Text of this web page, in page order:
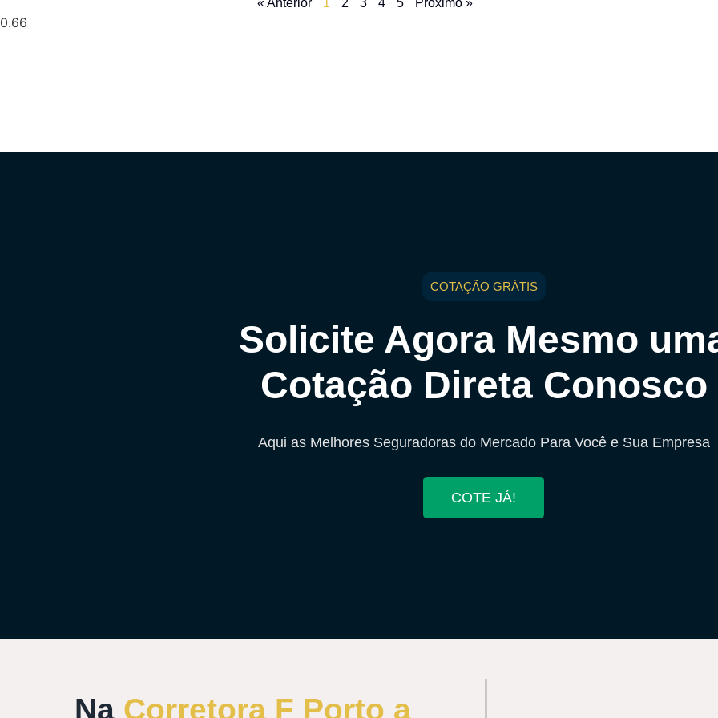
COTAÇÃO GRÁTIS
Solicite Agora Mesmo
Cotação Direta Conosco
Aqui as Melhores Seguradoras do Mercado Para Você e Sua Empresa
COTE JÁ!
Na Corretora F Porto a